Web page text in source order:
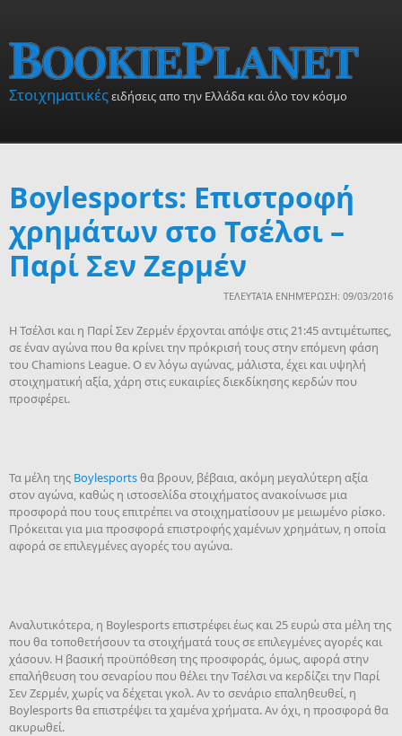
Στοιχηματικέςειδήσεις απο την Ελλάδα και όλο τον κόσμο
Boylesports: Επιστροφή
χρημάτων στο Τσέλσι –
Παρί Σεν Ζερμέν
ΤΕΛΕΥΤΑΊΑ ΕΝΗΜΈΡΩΣΗ: 09/03/2016
Η Τσέλσι και η Παρί Σεν Ζερμέν έρχονται απόψε στις 21:45 αντιμέτωπες,
σε έναν αγώνα που θα κρίνει την πρόκρισή τους στην επόμενη φάση
του Chamions League. Ο εν λόγω αγώνας, μάλιστα, έχει και υψηλή
στοιχηματική αξία, χάρη στις ευκαιρίες διεκδίκησης κερδών που
προσφέρει.
Τα μέλη της Boylesportsθα βρουν, βέβαια, ακόμη μεγαλύτερη αξία
στον αγώνα, καθώς η ιστοσελίδα στοιχήματος ανακοίνωσε μια
προσφορά που τους επιτρέπει να στοιχηματίσουν με μειωμένο ρίσκο.
Πρόκειται για μια προσφορά επιστροφής χαμένων χρημάτων, η οποία
αφορά σε επιλεγμένες αγορές του αγώνα.
Αναλυτικότερα, η Boylesports επιστρέφει έως και 25 ευρώ στα μέλη της
που θα τοποθετήσουν τα στοιχήματά τους σε επιλεγμένες αγορές και
χάσουν. Η βασική προϋπόθεση της προσφοράς, όμως, αφορά στην
επαλήθευση του σεναρίου που θέλει την Τσέλσι να κερδίζει την Παρί
Σεν Ζερμέν, χωρίς να δέχεται γκολ. Αν το σενάριο επαληθευθεί, η
Boylesports θα επιστρέψει τα χαμένα χρήματα. Αν όχι, η προσφορά θα
ακυρωθεί.